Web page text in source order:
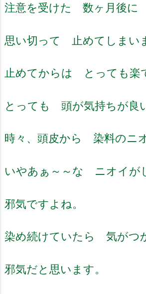
注意を受けた 数ヶ月後に
思い切って 止めてしまい
止めてからは とっても楽
とっても 頭が気持ちが良
時々、頭皮から 染料のニ
いやあぁ～～な ニオイが
邪気ですよね。
染め続けていたら 気がつ
邪気だと思います。